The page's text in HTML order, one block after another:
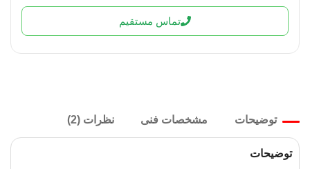
تماس مستقیم
توضیحات مشخصات فنی نظرات (2)
توضیحات